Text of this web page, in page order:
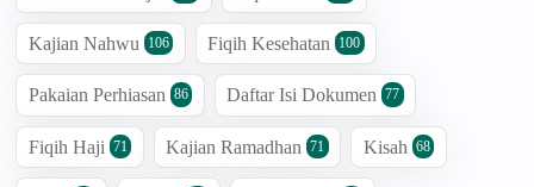
Kajian Nahwu 106 Fiqih Kesehatan 100
Pakaian Perhiasan 86 Daftar Isi Dokumen 77
Fiqih Haji 71 Kajian Ramadhan 71 Kisah 68